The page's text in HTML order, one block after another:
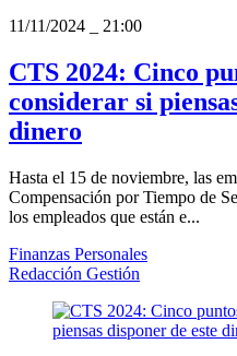
11/11/2024
21:00
CTS 2024: Cinco
considerar si
dinero
Hasta el 15 de noviembre, las
Compensación por Tiempo de
los empleados que están e...
Finanzas Personales
Redacción Gestión